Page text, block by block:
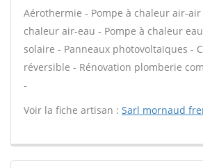
Aérothermie - Pompe à chaleur air-air
chaleur air-eau - Pompe à chaleur
solaire - Panneaux photovoltaïques -
réversible - Rénovation plomberie
-
Voir la fiche artisan : Sarl mornaud